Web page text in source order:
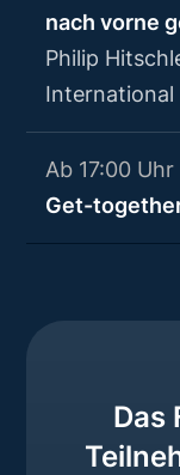
nach vorne
Philip
International
Ab 17:00 Uhr
Get-
Das